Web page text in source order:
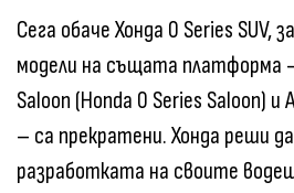
Сега обаче Хонда 0 Series SUV,
модели на същата платформа
Saloon (Honda 0 Series Saloon) и
– са прекратени. Хонда реши
разработката на своите